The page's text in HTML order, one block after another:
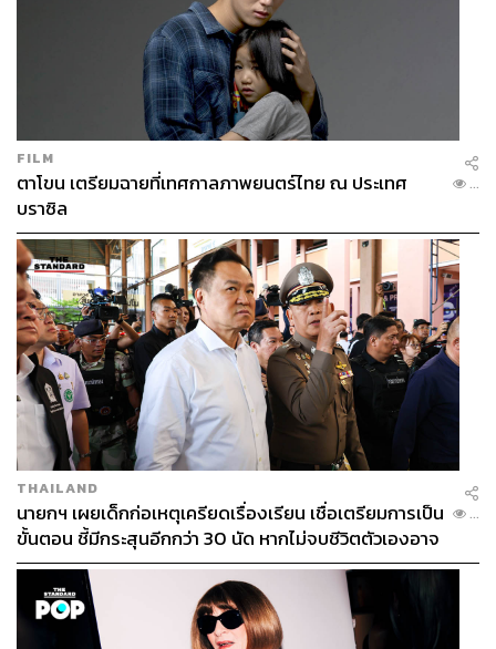
FILM
ตาโขน เตรียมฉายที่เทศกาลภาพยนตร์ไทย ณ ประเทศ
บราซิล
...
THAILAND
นายกฯ เผยเด็กก่อเหตุเครียดเรื่องเรียน เชื่อเตรียมการเป็น
ขั้นตอน ชี้มีกระสุนอีกกว่า 30 นัด หากไม่จบชีวิตตัวเองอาจ
สูญเสียเพิ่ม
...